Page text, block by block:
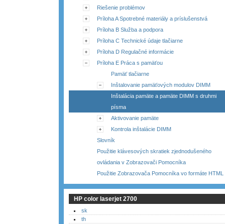
Riešenie problémov
Príloha A Spotrebné materiály a príslušenstvá
Príloha B Služba a podpora
Príloha C Technické údaje tlačiarne
Príloha D Regulačné informácie
Príloha E Práca s pamäťou
Pamäť tlačiarne
Inštalovanie pamäťových modulov DIMM
Inštalácia pamäte a pamäte DIMM s druhmi
písma
Aktivovanie pamäte
Kontrola inštalácie DIMM
Slovník
Použitie klávesových skratiek zjednodušeného
ovládania v Zobrazovači Pomocníka
Použitie Zobrazovača Pomocníka vo formáte HTML
HP color laserjet 2700
sk
th